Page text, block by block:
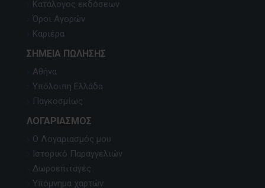
Κατάλογος εκδόσεων
Όροι Αγορών
Καριέρα
ΣΗΜΕΊΑ ΠΏΛΗΣΗΣ
Αθήνα
Υπόλοιπη Ελλάδα
Παγκοσμίως
ΛΟΓΑΡΙΑΣΜΌΣ
Ο Λογαριασμός μου
Ιστορικό Παραγγελιών
Δωροεπιταγές
Υπόμνημα χαρτών